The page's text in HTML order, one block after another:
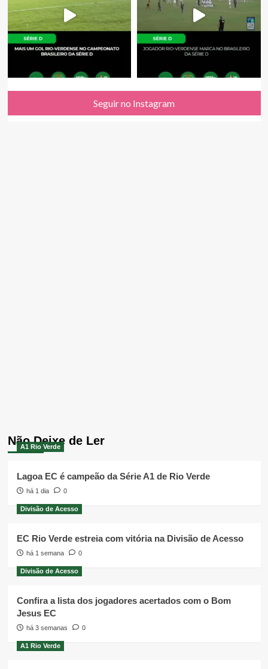
Seguir no Instagram
Não Deixe de Ler
A1 Rio Verde
Lagoa EC é campeão da Série A1 de Rio Verde
há 1 dia 0
Divisão de Acesso
EC Rio Verde estreia com vitória na Divisão de Acesso
há 1 semana 0
Divisão de Acesso
Confira a lista dos jogadores acertados com o Bom
Jesus EC
há 3 semanas 0
A1 Rio Verde